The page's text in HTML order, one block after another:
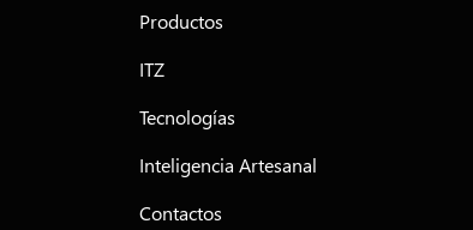
Productos
ITZ
Tecnologías
Inteligencia Artesanal
Contactos